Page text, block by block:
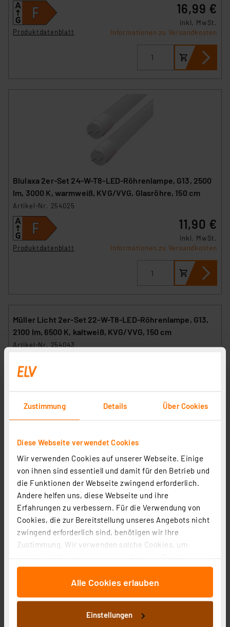
Zustimmung Details Über Cookies
Diese Webseite verwendet Cookies
Wir verwenden Cookies auf unserer Webseite. Einige
von ihnen sind essentiell und damit für den Betrieb und
die Funktionen der Webseite zwingend erforderlich.
Andere helfen uns, diese Webseite und ihre
Erfahrungen zu verbessern. Für die Verwendung von
Cookies, die zur Bereitstellung unseres Angebots nicht
zwingend erforderlich sind, benötigen wir Ihre
Zustimmung. Wir verwenden solche Cookies, um
für soziale Medien anbieten zu können und die Zugriffe
auf unsere Website zu analysieren. Außerdem geben
an unsere Partner für soziale Medien, Werbung und
Analysen weiter. Unsere Partner führen diese
Alle Cookies erlauben
Einstellungen
Produktdatenblatt
16,99 €
inkl. MwSt.
Informationen zu Versandkosten
Blulaxa 2er-Set 24-W-T8-LED-Röhrenlampe, G13, 2500
lm, 3000 K, warmweiß, KVG/VVG, Glasröhre, 150 cm
Artikel-Nr. 254025
Produktdatenblatt
11,90 €
inkl. MwSt.
Informationen zu Versandkosten
Müller Licht 2er-Set 22-W-T8-LED-Röhrenlampe, G13,
2100 lm, 6500 K, kaltweiß, KVG/VVG, 150 cm
Artikel-Nr. 254043
Müller Licht 3er-Set 24-W-T8-LED-Röhrenlampe, G13,
2200 lm, 3000 K, warmweiß, KVG/VVG, 150 cm
Produktdatenblatt
Informationen zu Versandkosten